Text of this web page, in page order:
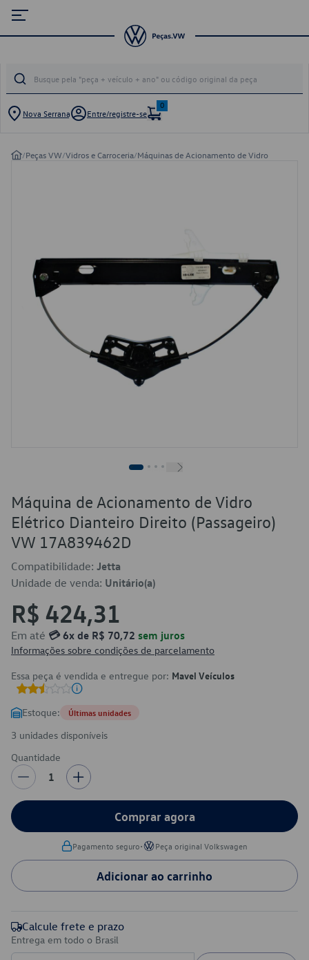
Nova Serrana Entre/registre-se
0
/Peças VW/Vidros e Carroceria/Máquinas de Acionamento de Vidro
Máquina de Acionamento de Vidro
Elétrico Dianteiro Direito (Passageiro)
VW 17A839462D
Compatibilidade: Jetta
Unidade de venda: Unitário(a)
R$ 424,31
Em até 💳 6x de R$ 70,72 sem juros
Informações sobre condições de parcelamento
Essa peça é vendida e entregue por: Mavel Veículos
Estoque: Últimas unidades
3 unidades disponíveis
Quantidade
1
Comprar agora
Pagamento seguro• Peça original Volkswagen
Adicionar ao carrinho
Calcule frete e prazo
Entrega em todo o Brasil